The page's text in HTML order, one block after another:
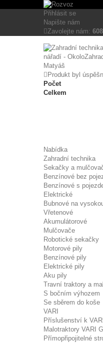
Tento eshop používá k
Více informací
Nezbytně nutné cookies
Přihlásit se
Napište nám
Zavolejte nám:
Produkt byl
Počet
Celkem
Nabídka
Zahradní technika
Sekačky a
Benzínové bez
Benzínové s
Elektrické
Bubnové na
Vřetenové
Akumulátorové
Mulčovače
Robotické sekačky
Motorové pily
Benzínové pily
Elektrické pily
Aku pily
Travní traktory a
S bočním výhozem
Se sběrem do koše
VARI
Příslušenství k VARI
Malotraktory VARI
Přímopřipojitelné